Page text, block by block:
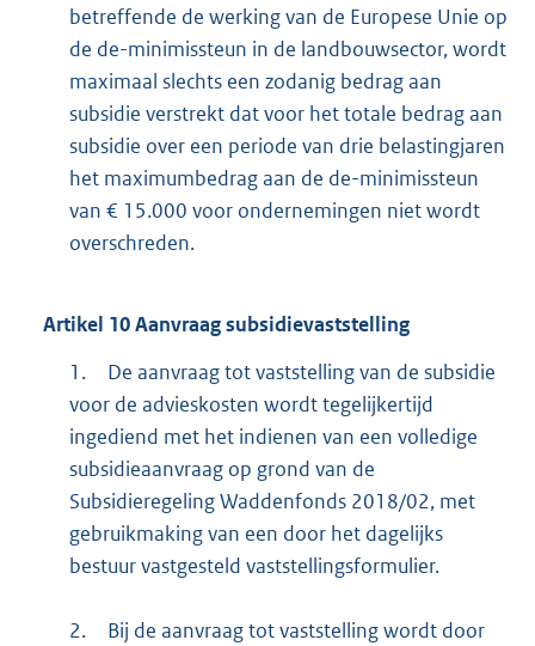
betreffende de werking van de Europese Unie op
de de-minimissteun in de landbouwsector, wordt
maximaal slechts een zodanig bedrag aan
subsidie verstrekt dat voor het totale bedrag aan
subsidie over een periode van drie belastingjaren
het maximumbedrag aan de de-minimissteun
van € 15.000 voor ondernemingen niet wordt
overschreden.
Artikel 10Aanvraag subsidievaststelling
1.
De aanvraag tot vaststelling van de subsidie
voor de advieskosten wordt tegelijkertijd
ingediend met het indienen van een volledige
subsidieaanvraag op grond van de
Subsidieregeling Waddenfonds 2018/02, met
gebruikmaking van een door het dagelijks
bestuur vastgesteld vaststellingsformulier.
2.
Bij de aanvraag tot vaststelling wordt door